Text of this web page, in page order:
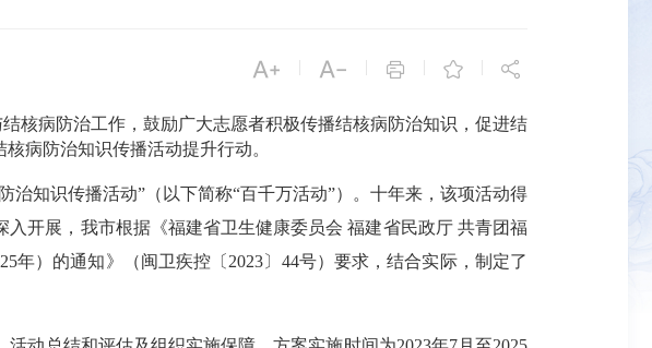
 |  |  |  | 
核病防治工作，鼓励广大志愿者积极传播结核病防治知识，促进结
病防治知识传播活动提升行动。
知识传播活动”（以下简称“百千万活动”）。十年来，该项活动得
开展，我市根据《福建省卫生健康委员会 福建省民政厅 共青团福
年）的通知》（闽卫疾控〔2023〕44号）要求，结合实际，制定了